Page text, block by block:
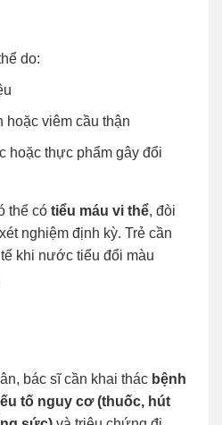
do:
hoặc viêm cầu thận
hoặc thực phẩm gây đổi
thể có tiểu máu vi thể, đòi
nghiệm định kỳ. Trẻ cần
khi nước tiểu đổi màu
bác sĩ cần khai thác bệnh
tố nguy cơ (thuốc, hút